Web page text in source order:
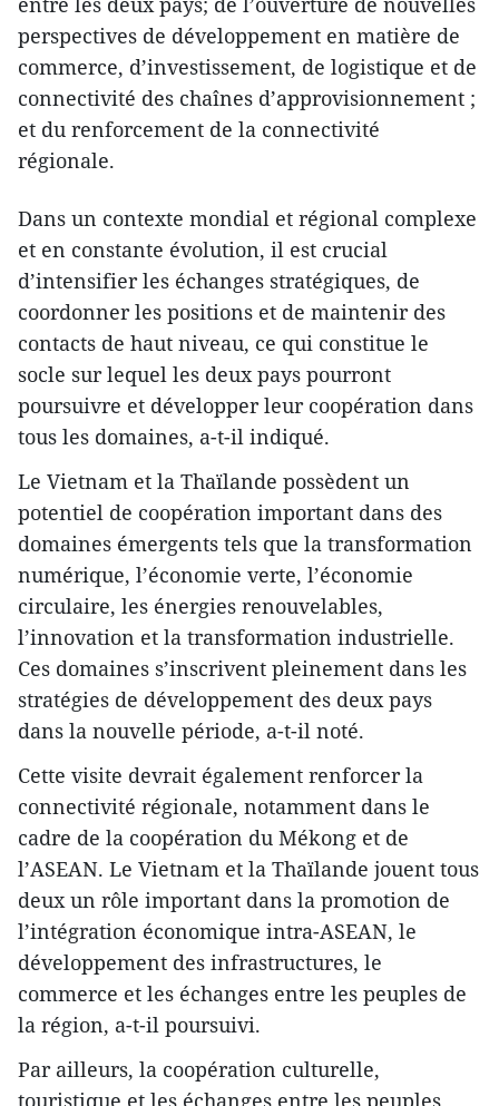
perspectives de développement en matière de
commerce, d’investissement, de logistique et de
connectivité des chaînes d’approvisionnement ;
et du renforcement de la connectivité
régionale.
Dans un contexte mondial et régional complexe
et en constante évolution, il est crucial
d’intensifier les échanges stratégiques, de
coordonner les positions et de maintenir des
contacts de haut niveau, ce qui constitue le
socle sur lequel les deux pays pourront
poursuivre et développer leur coopération dans
tous les domaines, a-t-il indiqué.
Le Vietnam et la Thaïlande possèdent un
potentiel de coopération important dans des
domaines émergents tels que la transformation
numérique, l’économie verte, l’économie
circulaire, les énergies renouvelables,
l’innovation et la transformation industrielle.
Ces domaines s’inscrivent pleinement dans les
stratégies de développement des deux pays
dans la nouvelle période, a-t-il noté.
Cette visite devrait également renforcer la
connectivité régionale, notamment dans le
cadre de la coopération du Mékong et de
l’ASEAN. Le Vietnam et la Thaïlande jouent tous
deux un rôle important dans la promotion de
l’intégration économique intra-ASEAN, le
développement des infrastructures, le
commerce et les échanges entre les peuples de
la région, a-t-il poursuivi.
Par ailleurs, la coopération culturelle,